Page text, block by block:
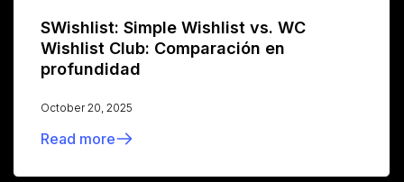
SWishlist: Simple Wishlist vs. WC
Wishlist Club: Comparación en
profundidad
October 20, 2025
Read more